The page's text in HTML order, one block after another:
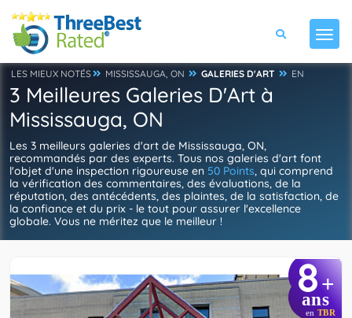
LES MIEUX NOTÉS MISSISSAUGA, ON GALERIES D'ART EN
3 Meilleures Galeries D'Art à
Mississauga, ON
Les 3 meilleurs galeries d'art de Mississauga, ON,
recommandés par des experts. Tous nos galeries d'art font
l'objet d'une inspection rigoureuse en 50 Points, qui comprend
la vérification des commentaires, des évaluations, de la
réputation, des antécédents, des plaintes, de la satisfaction, de
la confiance et du prix - le tout pour assurer l'excellence
globale. Vous ne méritez que le meilleur !
8+
ans
en TBR